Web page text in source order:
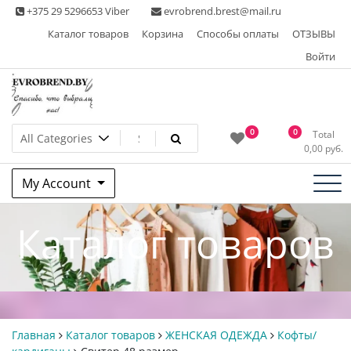
Skip +375 29 5296653 Viber
evrobrend.brest@mail.ru
Каталог товаров
Корзина Способы оплаты
ОТЗЫВЫ
Войти
Интернет-магазин одежды
second hand
0 0
Total
0,00 руб.
My Account
Каталог товаров
Главная Каталог товаров ЖЕНСКАЯ ОДЕЖДА
Кофты/